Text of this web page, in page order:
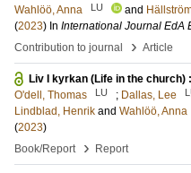
Wahlöö, Anna
LU and
(2023) In International Journal EdA
Contribution to journal
› Article
Liv I kyrkan (Life in the church)
O'dell, Thomas
LU ; Dallas, Lee
Lindblad, Henrik and Wahlöö, Anna
(2023)
Book/Report
› Report